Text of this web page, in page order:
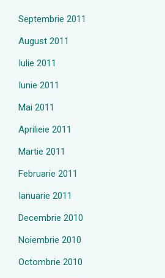
Septembrie 2011
August 2011
Iulie 2011
Iunie 2011
Mai 2011
Aprilieie 2011
Martie 2011
Februarie 2011
Ianuarie 2011
Decembrie 2010
Noiembrie 2010
Octombrie 2010